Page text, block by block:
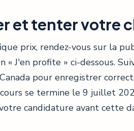
et tenter votre
prix, rendez-vous sur la
J'en profite » ci-dessous.
pour enregistrer
se termine le 9 juillet
candidature avant cette